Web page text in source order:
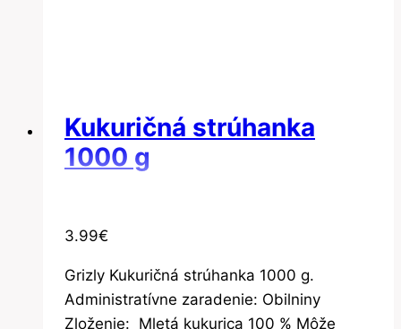
Kukuričná strúhanka
1000 g
3.99€
Grizly Kukuričná strúhanka 1000 g.
Administratívne zaradenie: Obilniny
Zloženie: Mletá kukurica 100 % Môže